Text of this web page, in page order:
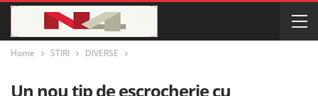
Home STIRI DIVERSE
Un nou tip de escrocherie cu